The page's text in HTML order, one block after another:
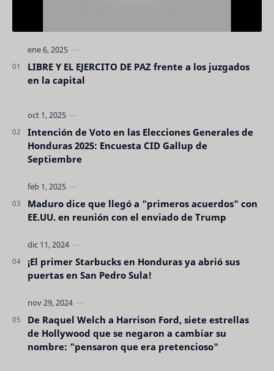
LIBRE Y EL EJERCITO DE PAZ frente a los juzgados
en la capital
Intención de Voto en las Elecciones Generales de
Honduras 2025: Encuesta CID Gallup de
Septiembre
Maduro dice que llegó a "primeros acuerdos" con
EE.UU. en reunión con el enviado de Trump
¡El primer Starbucks en Honduras ya abrió sus
puertas en San Pedro Sula!
De Raquel Welch a Harrison Ford, siete estrellas
de Hollywood que se negaron a cambiar su
nombre: "pensaron que era pretencioso"